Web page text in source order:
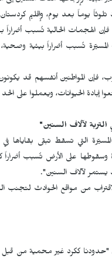
تلوثاً يوماً بعد يوم، وإقليم
فإن الهجمات الحالية تُسبب
تُسبب أضراراً بيئية وصحية،
فإن المواطنين أنفسهم قد
إبادة الحيوانات، ويعملوا على
لآلاف السنين"
التي تسقط تبقى بقاياها في
على الأرض تُسبب أضراراً
يستمر لآلاف السنين".
من مواقع الحوادث لتجنب
ككرد غير محمية من قبل